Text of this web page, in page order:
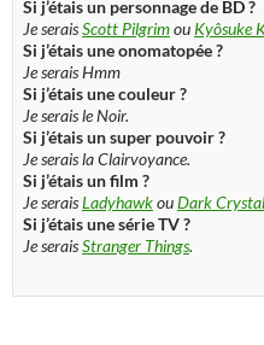
Si j’étais un personnage de BD ?
Je seraisScott Pilgrimou Kyôsuke
Si j’étais une onomatopée ?
Je serais Hmm
Si j’étais une couleur ?
Je serais le Noir.
Si j’étais un super pouvoir ?
Je serais la Clairvoyance.
Si j’étais un film ?
Je seraisLadyhawkouDark Crystal
Si j’étais une série TV ?
Je seraisStranger Things.